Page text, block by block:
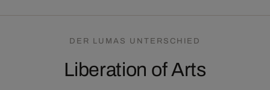
DER LUMAS UNTERSCHIED
Liberation of Arts